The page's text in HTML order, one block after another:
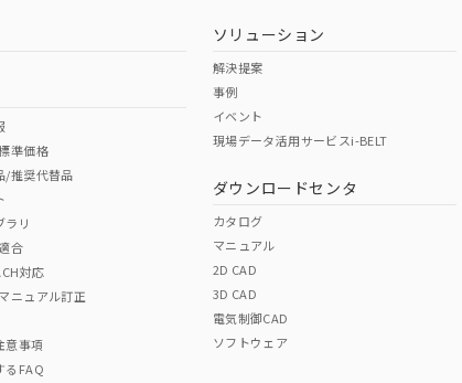
準価格
/推奨代替品
ラリ
合
対応
ニュアル訂正
意事項
るFAQ
ソリューション
解決提案
事例
イベント
現場データ活用サービスi-BELT
ダウンロードセンタ
カタログ
マニュアル
2D CAD
3D CAD
電気制御CAD
ソフトウェア